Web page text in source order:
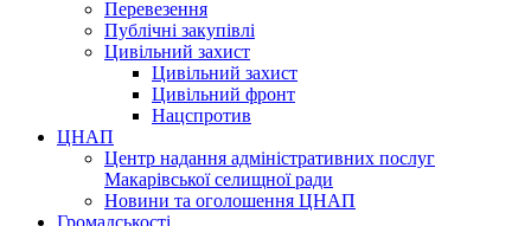
Перевезення
Публічні закупівлі
Цивільний захист
Цивільний захист
Цивільний фронт
Нацспротив
ЦНАП
Центр надання адміністративних послуг
Макарівської селищної ради
Новини та оголошення ЦНАП
Громадськості